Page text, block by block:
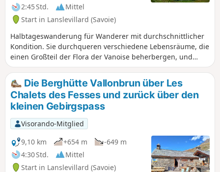
2:45 Std.
Mittel
Start in Lanslevillard (Savoie)
Halbtageswanderung für Wanderer mit durchschnittlicher
Kondition. Sie durchqueren verschiedene Lebensräume, die
einen Großteil der Flora der Vanoise beherbergen, und
genießen dabei einen außergewöhnlichen Ausblick auf die
Gipfel der Maurienne und der Ecrins.
Die Berghütte Vallonbrun über Les
Chalets des Fesses und zurück über den
kleinen Gebirgspass
Visorando-Mitglied
9,10 km
+654 m
-649 m
4:30 Std.
Mittel
Start in Lanslevillard (Savoie)